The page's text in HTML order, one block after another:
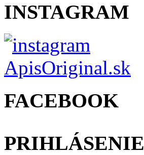
INSTAGRAM
FACEBOOK
PRIHLÁSENIE